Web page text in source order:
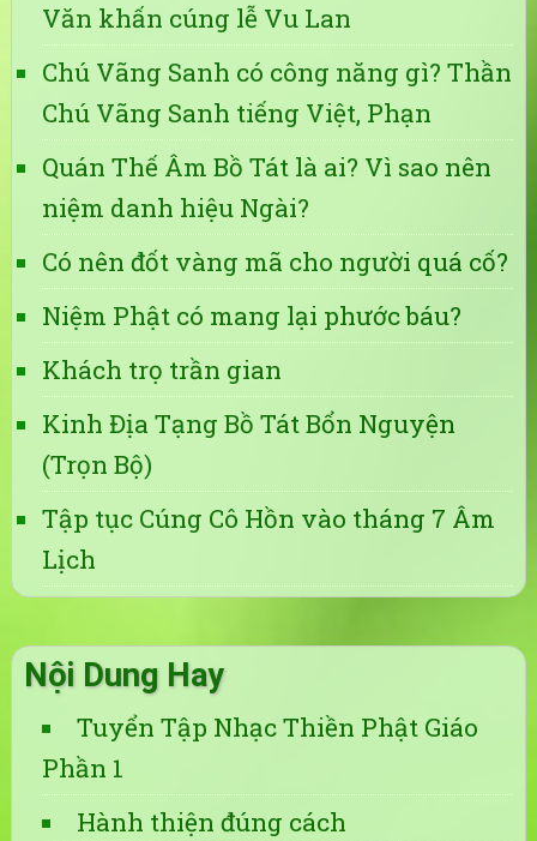
Văn khấn cúng lễ Vu Lan
Chú Vãng Sanh có công năng gì? Thần
Chú Vãng Sanh tiếng Việt, Phạn
Quán Thế Âm Bồ Tát là ai? Vì sao nên
niệm danh hiệu Ngài?
Có nên đốt vàng mã cho người quá cố?
Niệm Phật có mang lại phước báu?
Khách trọ trần gian
Kinh Địa Tạng Bồ Tát Bổn Nguyện
(Trọn Bộ)
Tập tục Cúng Cô Hồn vào tháng 7 Âm
Lịch
Nội Dung Hay
Tuyển Tập Nhạc Thiền Phật Giáo
Phần 1
Hành thiện đúng cách